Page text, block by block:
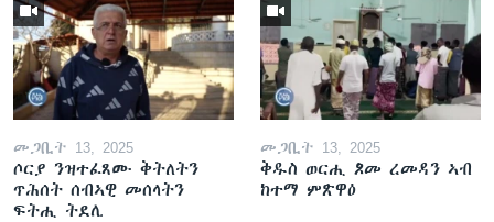
መጋቢት 13, 2025
ሶርያ ንዝተፈጸሙ ቅትለትን
ጥሕሰት ሰብኣዊ መሰላትን
ፍትሒ ትደሊ
መጋቢት 13, 2025
ቅዱስ ወርሒ ጾመ ረመዳን ኣብ
ከተማ ምጽዋዕ